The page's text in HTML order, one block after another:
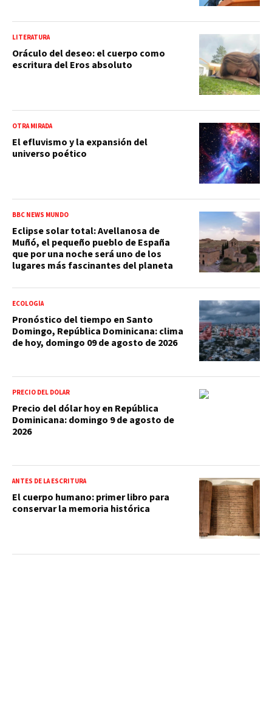
LITERATURA
Oráculo del deseo: el cuerpo como
escritura del Eros absoluto
OTRA MIRADA
El efluvismo y la expansión del
universo poético
BBC NEWS MUNDO
Eclipse solar total: Avellanosa de
Muñó, el pequeño pueblo de España
que por una noche será uno de los
lugares más fascinantes del planeta
ECOLOGÍA
Pronóstico del tiempo en Santo
Domingo, República Dominicana: clima
de hoy, domingo 09 de agosto de 2026
PRECIO DEL DÓLAR
Precio del dólar hoy en República
Dominicana: domingo 9 de agosto de
2026
ANTES DE LA ESCRITURA
El cuerpo humano: primer libro para
conservar la memoria histórica